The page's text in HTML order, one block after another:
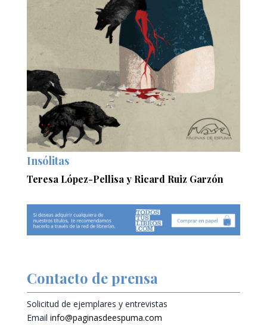
Insólitas
Teresa López-Pellisa y Ricard Ruiz Garzón
Contacto de prensa
Solicitud de ejemplares y entrevistas
Email info@paginasdeespuma.com